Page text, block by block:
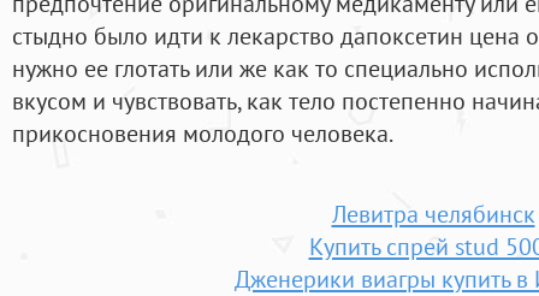
стыдно было идти к лекарство дапоксетин цена
нужно ее глотать или же как то специально
вкусом и чувствовать, как тело постепенно
прикосновения молодого человека.
Левитра челябинск
Купить спрей stud
Дженерики виагры купить в